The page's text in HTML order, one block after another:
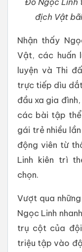
địch Vật
Nhận thấy
Vật, các huấn
luyện và Thi
trực tiếp dìu
đầu xa gia
các bài tập
gái trẻ nhiều
động viên từ
Linh kiên trì
chọn.
Vượt qua
Ngọc Linh
trụ cột của
triệu tập vào